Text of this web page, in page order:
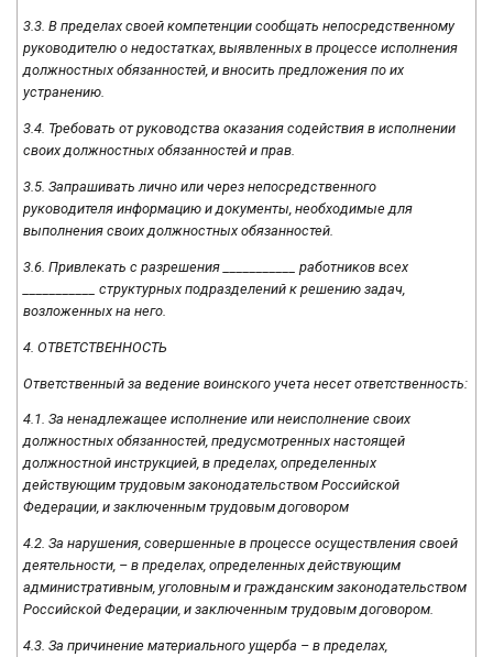
3.3. В пределах своей компетенции сообщать непосредственному
руководителю о недостатках, выявленных в процессе исполнения
должностных обязанностей, и вносить предложения по их
устранению.
3.4. Требовать от руководства оказания содействия в исполнении
своих должностных обязанностей и прав.
3.5. Запрашивать лично или через непосредственного
руководителя информацию и документы, необходимые для
выполнения своих должностных обязанностей.
3.6. Привлекать с разрешения ___________ работников всех
___________ структурных подразделений к решению задач,
возложенных на него.
4. ОТВЕТСТВЕННОСТЬ
Ответственный за ведение воинского учета несет ответственность:
4.1. За ненадлежащее исполнение или неисполнение своих
должностных обязанностей, предусмотренных настоящей
должностной инструкцией, в пределах, определенных
действующим трудовым законодательством Российской
Федерации, и заключенным трудовым договором
4.2. За нарушения, совершенные в процессе осуществления своей
деятельности, – в пределах, определенных действующим
административным, уголовным и гражданским законодательством
Российской Федерации, и заключенным трудовым договором.
4.3. За причинение материального ущерба – в пределах,